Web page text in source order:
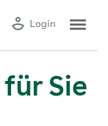
Login
Sie